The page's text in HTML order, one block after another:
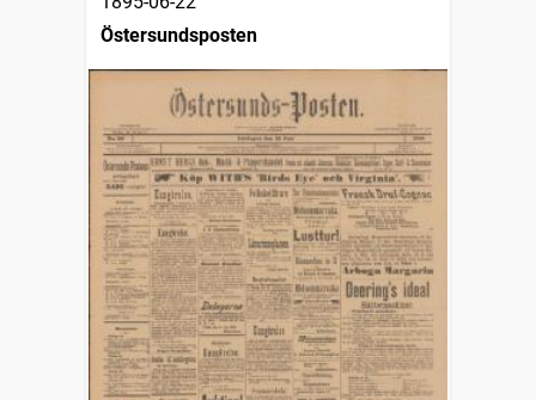
Östersundsposten